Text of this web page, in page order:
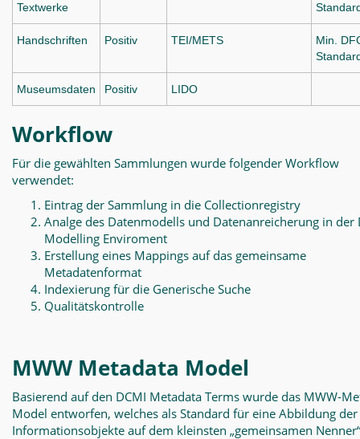
Textwerke
Handschriften Positiv TEI/METS
Min.
Museumsdaten Positiv LIDO
Workflow
Für die gewählten Sammlungen wurde folgender Workflow
verwendet:
Eintrag der Sammlung in die Collectionregistry
Analge des Datenmodells und Datenanreicherung in der
Modelling Enviroment
Erstellung eines Mappings auf das gemeinsame
Metadatenformat
Indexierung für die Generische Suche
Qualitätskontrolle
MWW Metadata Model
Basierend auf den DCMI Metadata Terms wurde das MWW-
Model entworfen, welches als Standard für eine Abbildung der
Informationsobjekte auf dem kleinsten „gemeinsamen